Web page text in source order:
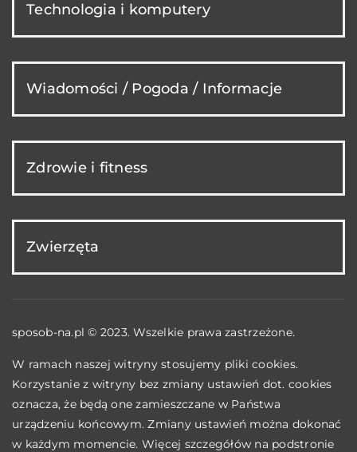
Technologia i komputery
Wiadomości / Pogoda / Informacje
Zdrowie i fitness
Zwierzęta
sposob-na.pl © 2023. Wszelkie prawa zastrzeżone.
W ramach naszej witryny stosujemy pliki cookies.
Korzystanie z witryny bez zmiany ustawień dot. cookies
oznacza, że będą one zamieszczane w Państwa
urządzeniu końcowym. Zmiany ustawień można dokonać
w każdym momencie. Więcej szczegółów na podstronie